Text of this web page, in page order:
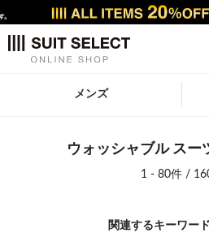
メンズ
ウォッシャブル スー
1 - 80件 /
関連するキーワー